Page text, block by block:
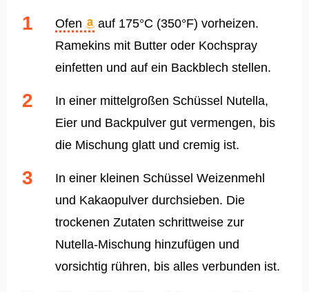
Ofen
auf 175°C (350°F) vorheizen.
Ramekins mit Butter oder Kochspray
einfetten und auf ein Backblech stellen.
In einer mittelgroßen Schüssel Nutella,
Eier und Backpulver gut vermengen, bis
die Mischung glatt und cremig ist.
In einer kleinen Schüssel Weizenmehl
und Kakaopulver durchsieben. Die
trockenen Zutaten schrittweise zur
Nutella-Mischung hinzufügen und
vorsichtig rühren, bis alles verbunden ist.